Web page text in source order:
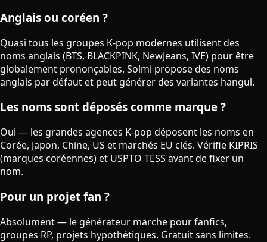
Anglais ou coréen ?
Quasi tous les groupes K-pop modernes utilisent des
noms anglais (BTS, BLACKPINK, NewJeans, IVE) pour être
globalement prononçables. Solmi propose des noms
anglais par défaut et peut générer des variantes hangul.
Les noms sont déposés comme marque ?
Oui — les grandes agences K-pop déposent les noms en
Corée, Japon, Chine, US et marchés EU clés. Vérifie KIPRIS
(marques coréennes) et USPTO TESS avant de fixer un
nom.
Pour un projet fan ?
Absolument — le générateur marche pour fanfics,
groupes RP, projets hypothétiques. Gratuit sans limites.